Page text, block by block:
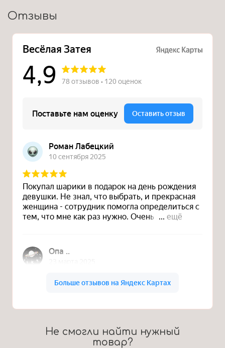
Отзывы
Не смогли найти нужный
товар?